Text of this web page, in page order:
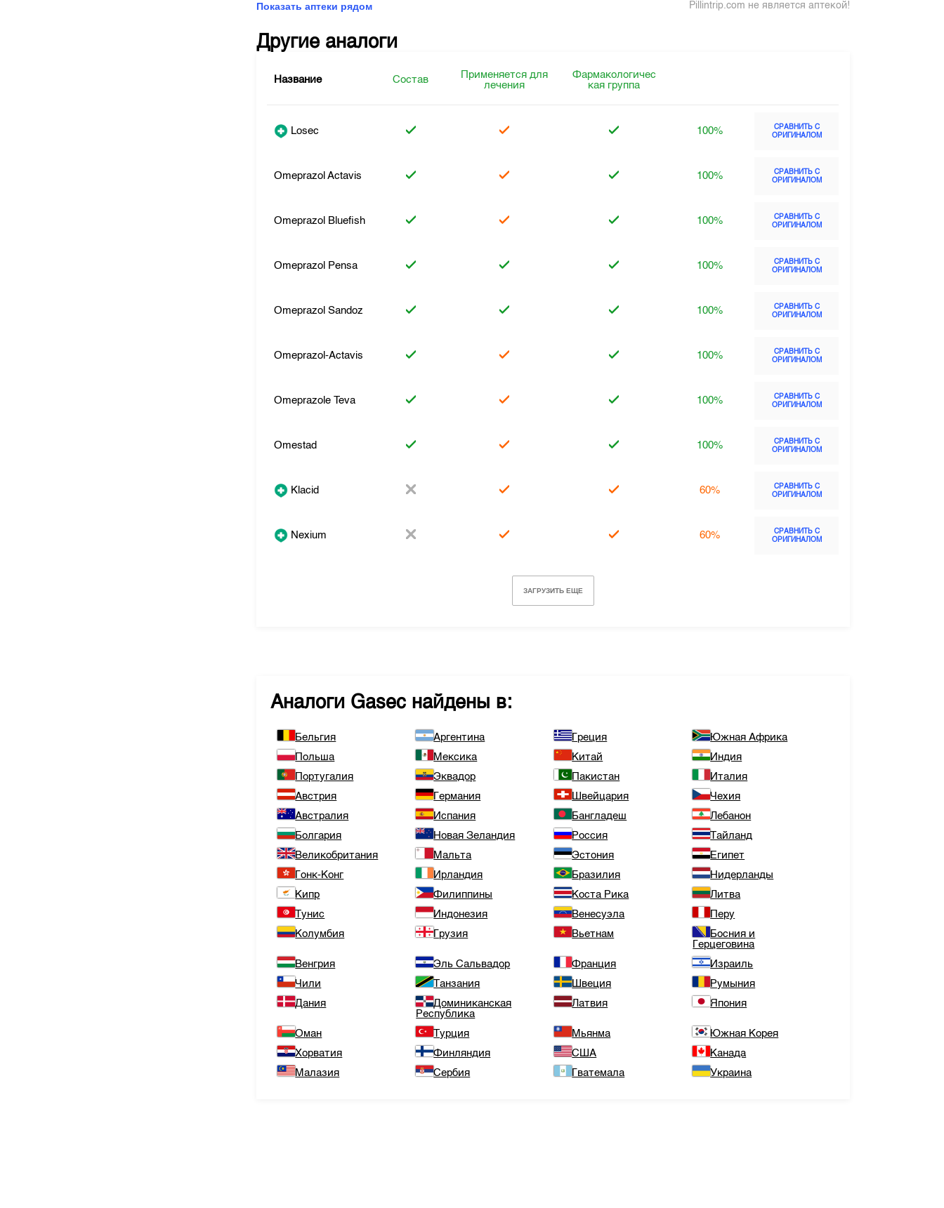
Показать аптеки рядом Pillintrip.com не является аптекой!
Другие аналоги
Название Состав
Применяется для
лечения
Фармакологичес
кая группа
Losec 100%
СРАВНИТЬ С
ОРИГИНАЛОМ
Omeprazol Actavis 100%
СРАВНИТЬ С
ОРИГИНАЛОМ
Omeprazol Bluefish 100%
СРАВНИТЬ С
ОРИГИНАЛОМ
Omeprazol Pensa 100%
СРАВНИТЬ С
ОРИГИНАЛОМ
Omeprazol Sandoz 100%
СРАВНИТЬ С
ОРИГИНАЛОМ
Omeprazol-Actavis 100%
СРАВНИТЬ С
ОРИГИНАЛОМ
Omeprazole Teva 100%
СРАВНИТЬ С
ОРИГИНАЛОМ
Omestad 100%
СРАВНИТЬ С
ОРИГИНАЛОМ
Klacid 60%
СРАВНИТЬ С
ОРИГИНАЛОМ
Nexium 60%
СРАВНИТЬ С
ОРИГИНАЛОМ
ЗАГРУЗИТЬ ЕЩЕ
Аналоги Gasec найдены в:
Бельгия Аргентина Греция
Южная Африка
Польша
Мексика Китай
Индия
Португалия
Эквадор Пакистан
Италия
Австрия
Германия Швейцария
Чехия
Австралия
Испания Бангладеш
Лебанон
Болгария
Новая Зеландия Россия
Тайланд
Великобритания
Мальта Эстония
Египет
Гонк-Конг
Ирландия Бразилия
Нидерланды
Кипр
Филиппины Коста Рика
Литва
Тунис
Индонезия Венесуэла
Перу
Колумбия
Грузия Вьетнам
Босния и
Герцеговина
Венгрия
Эль Сальвадор Франция
Израиль
Чили
Танзания Швеция
Румыния
Дания
Доминиканская
Республика
Латвия Япония
Оман Турция Мьянма
Южная Корея
Хорватия
Финляндия США
Канада
Малазия
Сербия Гватемала Украина